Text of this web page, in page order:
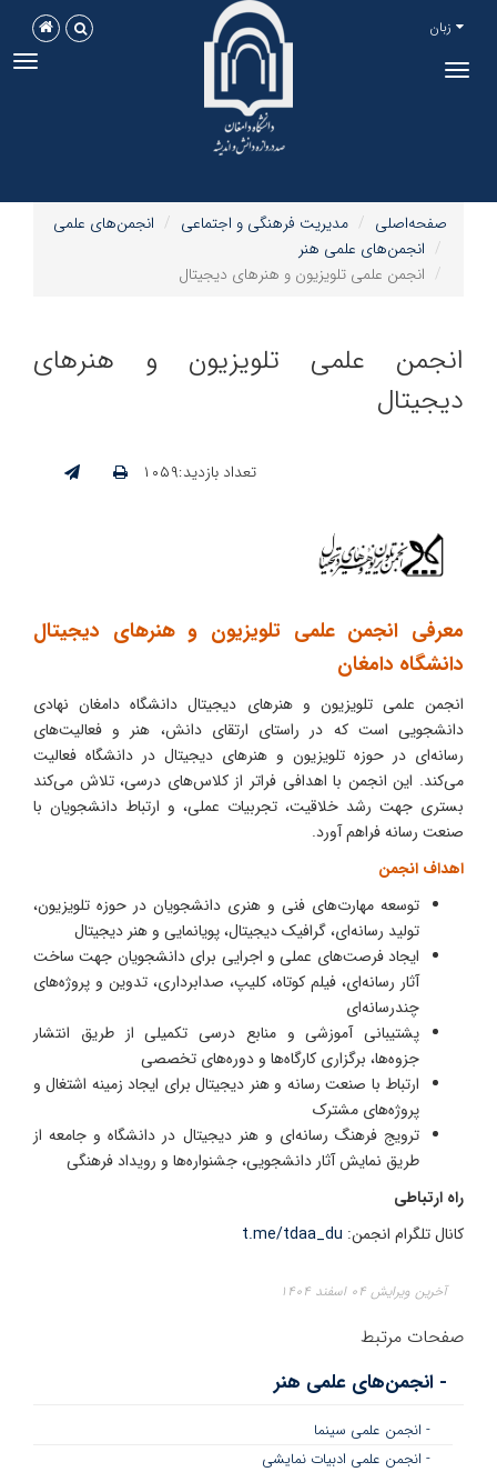
Toggle
زبان
صفحه‌اصلی مدیریت فرهنگی و اجتماعی
انجمن‌های علمی
انجمن‌های علمی هنر
انجمن علمی تلویزیون و هنرهای دیجیتال
انجمن علمی تلویزیون و هنرهای
دیجیتال
تعداد بازدید:۱۰۵۹
معرفی انجمن علمی تلویزیون و هنرهای دیجیتال
دانشگاه دامغان
انجمن علمی تلویزیون و هنرهای دیجیتال دانشگاه دامغان نهادی
دانشجویی است که در راستای ارتقای دانش، هنر و فعالیت‌های
رسانه‌ای در حوزه تلویزیون و هنرهای دیجیتال در دانشگاه فعالیت
می‌کند. این انجمن با اهدافی فراتر از کلاس‌های درسی، تلاش می‌کند
بستری جهت رشد خلاقیت، تجربیات عملی، و ارتباط دانشجویان با
صنعت رسانه فراهم آورد.
اهداف انجمن
توسعه مهارت‌های فنی و هنری دانشجویان در حوزه تلویزیون،
تولید رسانه‌ای، گرافیک دیجیتال، پویانمایی و هنر دیجیتال
ایجاد فرصت‌های عملی و اجرایی برای دانشجویان جهت ساخت
آثار رسانه‌ای، فیلم کوتاه، کلیپ، صدابرداری، تدوین و پروژه‌های
چندرسانه‌ای
پشتیبانی آموزشی و منابع درسی تکمیلی از طریق انتشار
جزوه‌ها، برگزاری کارگاه‌ها و دوره‌های تخصصی
ارتباط با صنعت رسانه و هنر دیجیتال برای ایجاد زمینه اشتغال و
پروژه‌های مشترک
ترویج فرهنگ رسانه‌ای و هنر دیجیتال در دانشگاه و جامعه از
طریق نمایش آثار دانشجویی، جشنواره‌ها و رویداد فرهنگی
راه ارتباطی
کانال تلگرام انجمن: t.me/tdaa_du
آخرین ویرایش ۰۴ اسفند ۱۴۰۴
صفحات مرتبط
- انجمن‌های علمی هنر
- انجمن علمی سینما
- انجمن علمی ادبیات نمایشی